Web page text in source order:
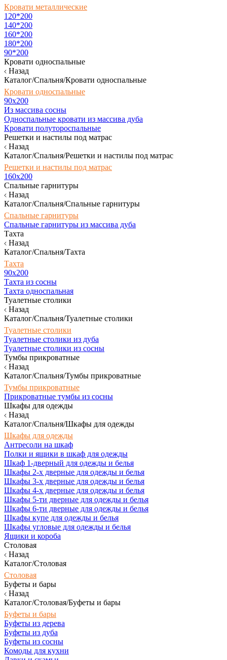
Кровати металлические
120*200
140*200
160*200
180*200
90*200
Кровати односпальные
Назад
Каталог/Спальня/Кровати односпальные
Кровати односпальные
90х200
Из массива сосны
Односпальные кровати из массива дуба
Кровати полутороспальные
Решетки и настилы под матрас
Назад
Каталог/Спальня/Решетки и настилы под матрас
Решетки и настилы под матрас
160х200
Спальные гарнитуры
Назад
Каталог/Спальня/Спальные гарнитуры
Спальные гарнитуры
Спальные гарнитуры из массива дуба
Тахта
Назад
Каталог/Спальня/Тахта
Тахта
90х200
Тахта из сосны
Тахта односпальная
Туалетные столики
Назад
Каталог/Спальня/Туалетные столики
Туалетные столики
Туалетные столики из дуба
Туалетные столики из сосны
Тумбы прикроватные
Назад
Каталог/Спальня/Тумбы прикроватные
Тумбы прикроватные
Прикроватные тумбы из сосны
Шкафы для одежды
Назад
Каталог/Спальня/Шкафы для одежды
Шкафы для одежды
Антресоли на шкаф
Полки и ящики в шкаф для одежды
Шкаф 1-дверный для одежды и белья
Шкафы 2-х дверные для одежды и белья
Шкафы 3-х дверные для одежды и белья
Шкафы 4-х дверные для одежды и белья
Шкафы 5-ти дверные для одежды и белья
Шкафы 6-ти дверные для одежды и белья
Шкафы купе для одежды и белья
Шкафы угловые для одежды и белья
Ящики и короба
Столовая
Назад
Каталог/Столовая
Столовая
Буфеты и бары
Назад
Каталог/Столовая/Буфеты и бары
Буфеты и бары
Буфеты из дерева
Буфеты из дуба
Буфеты из сосны
Комоды для кухни